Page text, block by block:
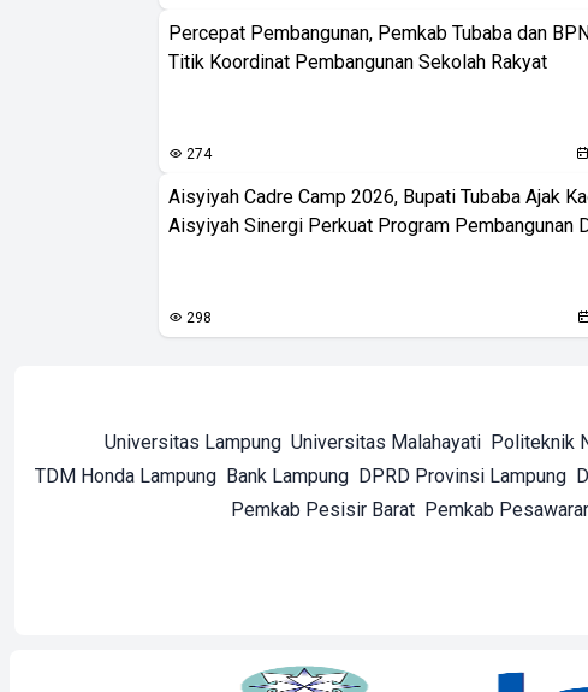
Percepat Pembangunan, Pemkab Tubaba dan
Titik Koordinat Pembangunan Sekolah Rakyat
274
Aisyiyah Cadre Camp 2026, Bupati Tubaba Ajak
Aisyiyah Sinergi Perkuat Program Pembangunan
298
Universitas Lampung Universitas Malahayati Politeknik
TDM Honda Lampung Bank Lampung DPRD Provinsi Lampung
Pemkab Pesisir Barat Pemkab